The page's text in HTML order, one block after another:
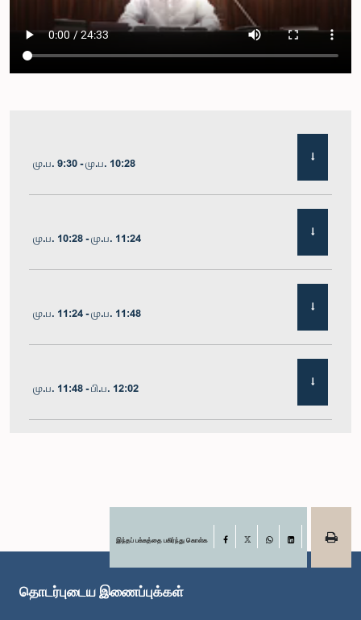
மு.ப. 9:30 - மு.ப. 10:28
மு.ப. 10:28 - மு.ப. 11:24
மு.ப. 11:24 - மு.ப. 11:48
மு.ப. 11:48 - பி.ப. 12:02
பி.ப. 12:19 - பி.ப. 12:32இந்தப் பக்கத்தை பகிர்ந்து கொள்க Facebook
LinkedIn
தொடர்புடைய இணைப்புக்கள்